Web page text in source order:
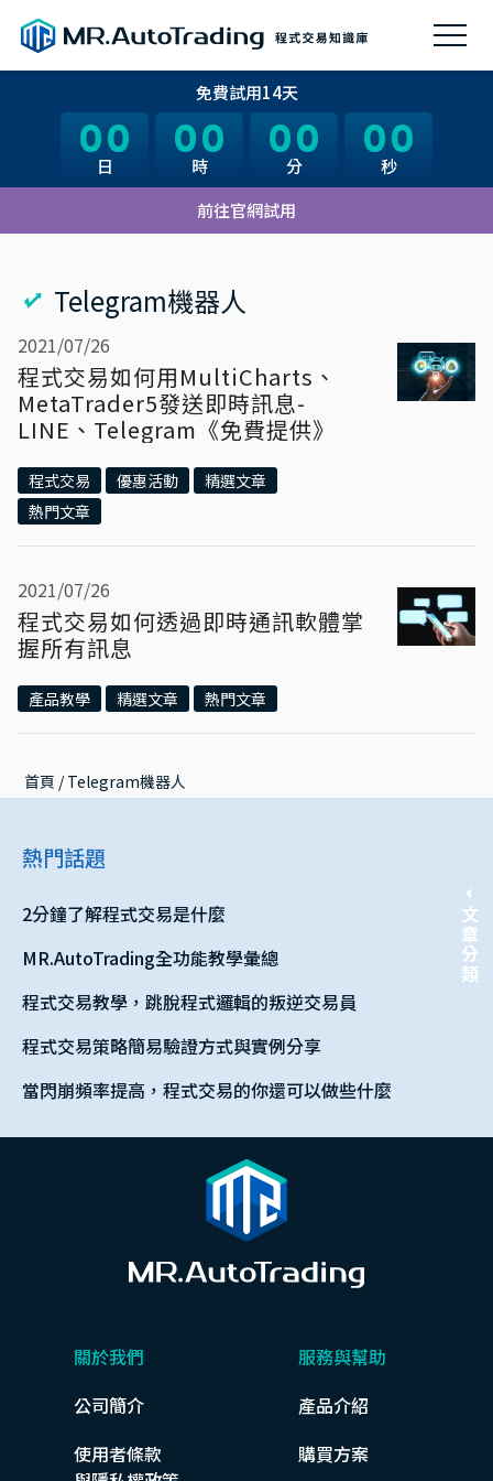
00
日 00
時 00
分 00
秒
前往官網試用
免費試用14天
00
日 00
時 00
分 00
秒
Telegram機器人
2021/07/26
程式交易如何用MultiCharts、
MetaTrader5發送即時訊息-
LINE、Telegram《免費提供》
程式交易 優惠活動
精選文章
熱門文章
2021/07/26
程式交易如何透過即時通訊軟體掌
握所有訊息
產品教學 精選文章 熱門文章
首頁 / Telegram機器人
熱門話題
2分鐘了解程式交易是什麼
MR.AutoTrading全功能教學彙總
程式交易教學，跳脫程式邏輯的叛逆交易員
程式交易策略簡易驗證方式與實例分享
當閃崩頻率提高，程式交易的你還可以做些什麼
關於我們
公司簡介
使用者條款
服務與幫助
產品介紹
購買方案
文章分類